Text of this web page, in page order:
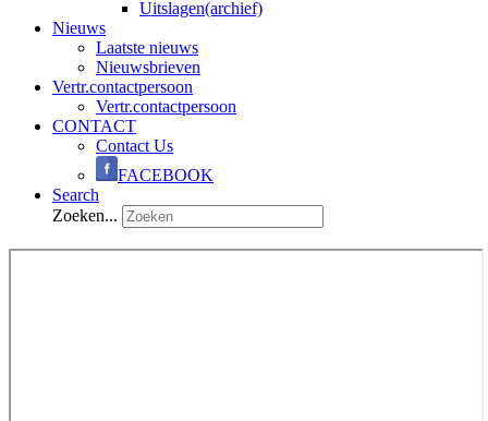
Uitslagen(archief)
Nieuws
Laatste nieuws
Nieuwsbrieven
Vertr.contactpersoon
Vertr.contactpersoon
CONTACT
Contact Us
FACEBOOK
Search
Zoeken...